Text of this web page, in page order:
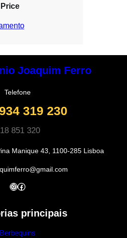
Joaquim Ferro
Telefone
319 230
851 320
Manique 43, 1100-285 Lisboa
InstagramFacebook
principais
Berbequins